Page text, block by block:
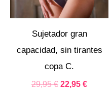
Sujetador gran
capacidad, sin tirantes
copa C.
29,95€ 22,95 €